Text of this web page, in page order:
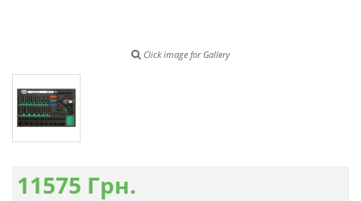
Click image for Gallery
11575 Грн.